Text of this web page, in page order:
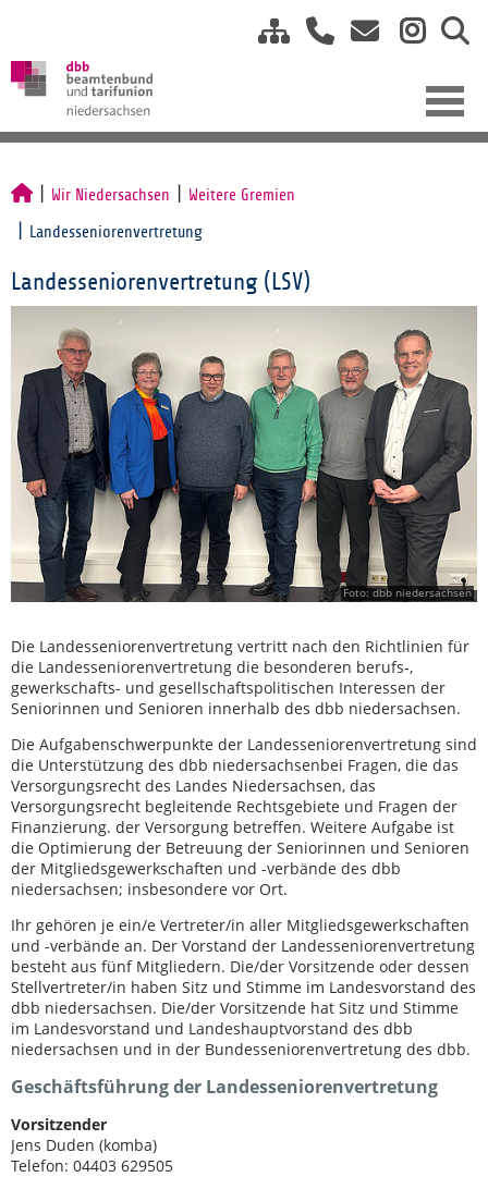
Wir Niedersachsen Weitere Gremien
Landesseniorenvertretung
Landesseniorenvertretung (LSV)
Foto: dbb niedersachsen
Die Landesseniorenvertretung vertritt nach den Richtlinien für
die Landesseniorenvertretung die besonderen berufs-,
gewerkschafts- und gesellschaftspolitischen Interessen der
Seniorinnen und Senioren innerhalb des dbb niedersachsen.
Die Aufgabenschwerpunkte der Landesseniorenvertretung sind
die Unterstützung des dbb niedersachsenbei Fragen, die das
Versorgungsrecht des Landes Niedersachsen, das
Versorgungsrecht begleitende Rechtsgebiete und Fragen der
Finanzierung. der Versorgung betreffen. Weitere Aufgabe ist
die Optimierung der Betreuung der Seniorinnen und Senioren
der Mitgliedsgewerkschaften und -verbände des dbb
niedersachsen; insbesondere vor Ort.
Ihr gehören je ein/e Vertreter/in aller Mitgliedsgewerkschaften
und -verbände an. Der Vorstand der Landesseniorenvertretung
besteht aus fünf Mitgliedern. Die/der Vorsitzende oder dessen
Stellvertreter/in haben Sitz und Stimme im Landesvorstand des
dbb niedersachsen. Die/der Vorsitzende hat Sitz und Stimme
im Landesvorstand und Landeshauptvorstand des dbb
niedersachsen und in der Bundesseniorenvertretung des dbb.
Geschäftsführung der Landesseniorenvertretung
Vorsitzender
Jens Duden (komba)
Telefon: 04403 629505